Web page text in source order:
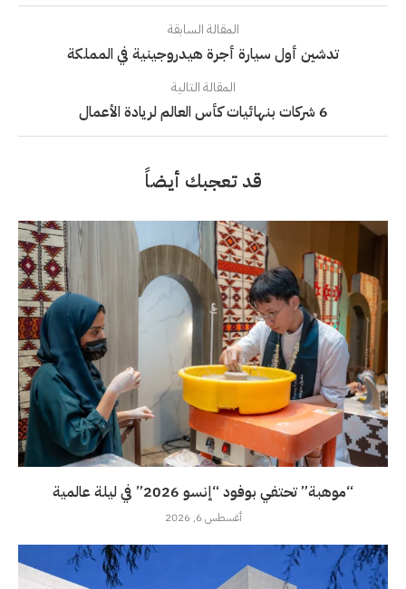
المقالة السابقة
تدشين أول سيارة أجرة هيدروجينية في المملكة
المقالة التالية
6 شركات بنهائيات كأس العالم لريادة الأعمال
قد تعجبك أيضاً
“موهبة” تحتفي بوفود “إنسو 2026” في ليلة عالمية
أغسطس 6, 2026